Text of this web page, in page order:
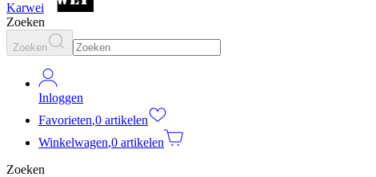
Karwei
Zoeken
Zoeken
Inloggen
Favorieten,0 artikelen
Winkelwagen,0 artikelen
Zoeken